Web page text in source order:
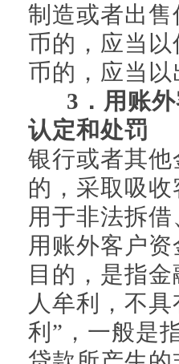
制造或者出
币的，应当
币的，应当
3．用账
认定和处罚
银行或者其
的，采取吸
用于非法拆
用账外客户
目的，是指
人牟利，不
利”，一般是